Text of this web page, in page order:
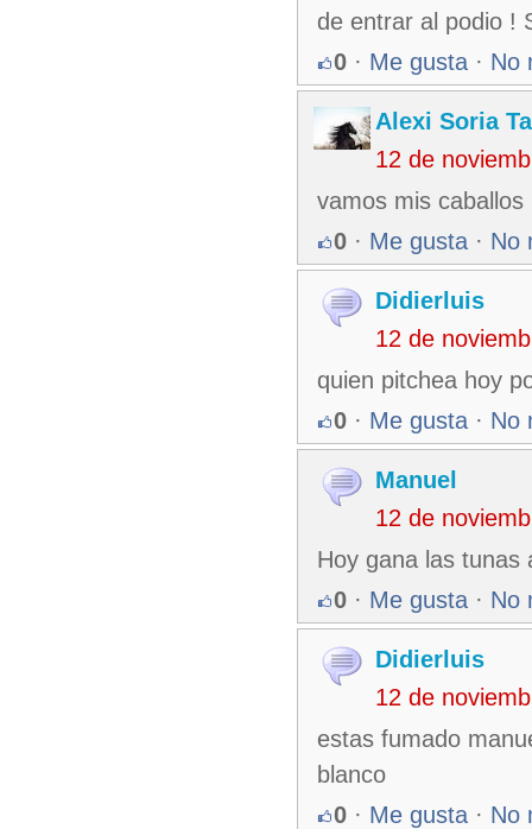
de entrar al podio !
0 · Me gusta · No
Alexi Soria
12 de
vamos mis
0 · Me gusta · No
Didierluis
12 de
quien pitchea hoy
0 · Me gusta · No
Manuel
12 de
Hoy gana las tunas
0 · Me gusta · No
Didierluis
12 de
estas fumado
blanco
0 · Me gusta · No